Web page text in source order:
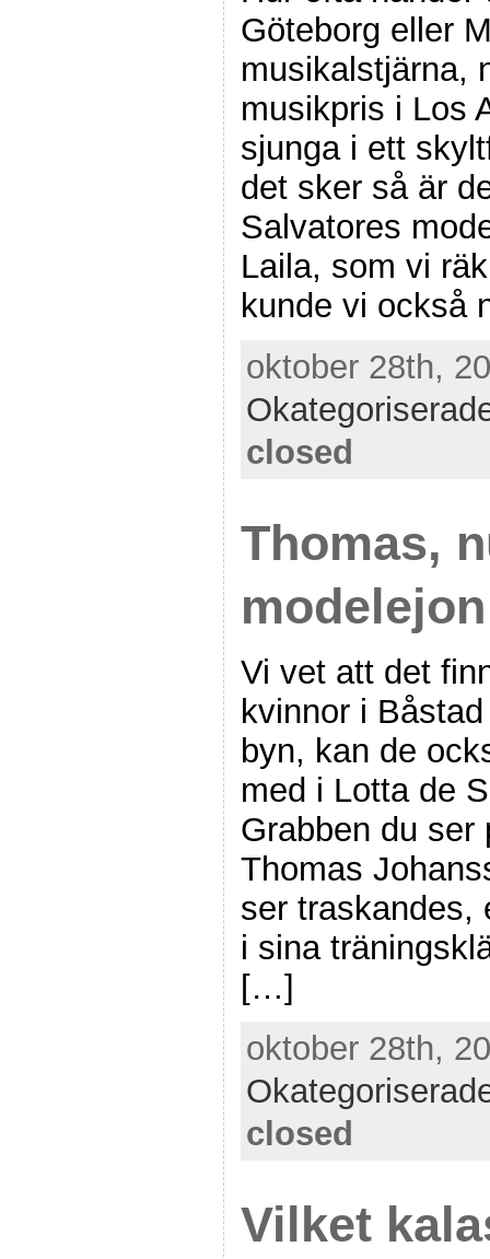
Göteborg eller
musikalstjärna,
musikpris i Los
sjunga i ett
det sker så är
Salvatores
Laila, som vi
kunde vi också
oktober 28th,
closed
Thomas,
Vi vet att det
kvinnor i
byn, kan de
med i Lotta de
Grabben du ser
Thomas
ser traskandes,
i sina
[…]
oktober 28th,
closed
Vilket